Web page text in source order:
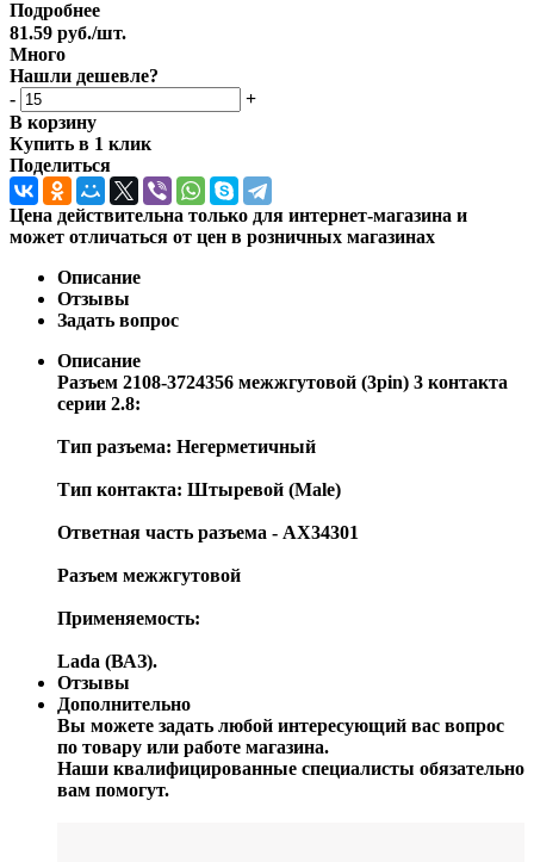
Подробнее
81.59 руб./шт.
Много
Нашли дешевле?
-
+
В корзину
Купить в 1 клик
Поделиться
Цена действительна только для интернет-магазина и
может отличаться от цен в розничных магазинах
Описание
Отзывы
Задать вопрос
Описание
Разъем 2108-3724356 межжгутовой (3pin) 3 контакта
серии 2.8:
Тип разъема: Негерметичный
Тип контакта: Штыревой (Male)
Ответная часть разъема - AX34301
Разъем межжгутовой
Применяемость:
Lada (ВАЗ).
Отзывы
Дополнительно
Вы можете задать любой интересующий вас вопрос
по товару или работе магазина.
Наши квалифицированные специалисты обязательно
вам помогут.